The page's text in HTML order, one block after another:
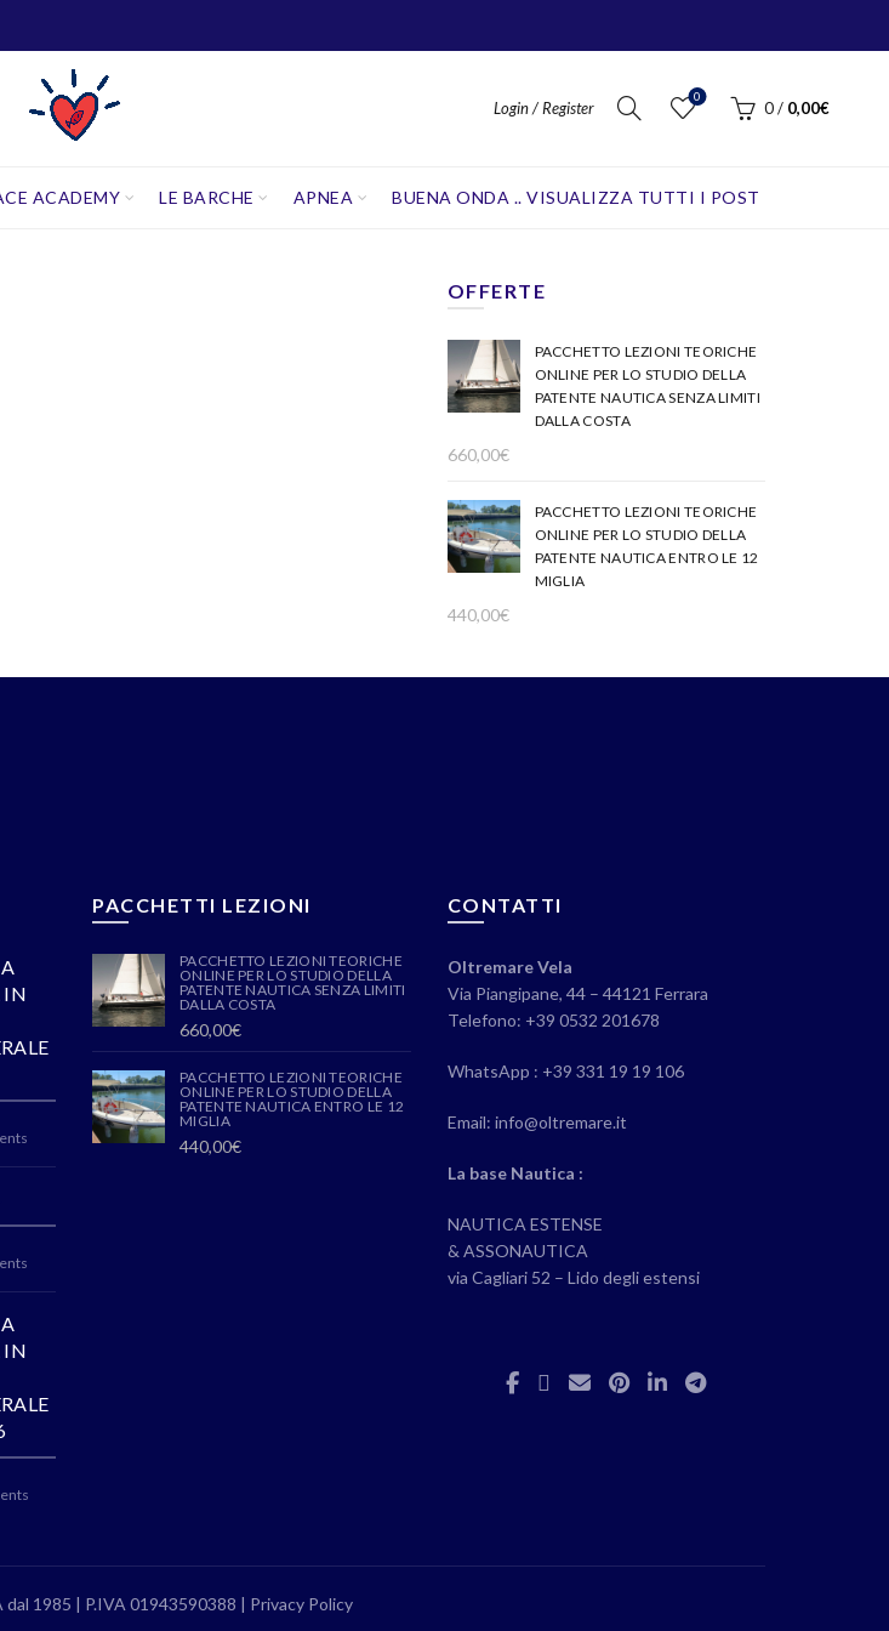
Login / Register
0
0 / 0,00€
ACADEMY LE BARCHE APNEA BUENA ONDA .. VISUALIZZA TUTTI I POST
OFFERTE
PACCHETTO LEZIONI TEORICHE
ONLINE PER LO STUDIO DELLA
PATENTE NAUTICA SENZA LIMITI
DALLA COSTA
660,00€
PACCHETTO LEZIONI TEORICHE
ONLINE PER LO STUDIO DELLA
PATENTE NAUTICA ENTRO LE 12
MIGLIA
440,00€
IN
IN
PACCHETTI LEZIONI
PACCHETTO LEZIONI TEORICHE
ONLINE PER LO STUDIO DELLA
PATENTE NAUTICA SENZA LIMITI
DALLA COSTA
660,00€
PACCHETTO LEZIONI TEORICHE
ONLINE PER LO STUDIO DELLA
PATENTE NAUTICA ENTRO LE 12
MIGLIA
440,00€
CONTATTI
Oltremare Vela
Via Piangipane, 44 – 44121 Ferrara
Telefono: +39 0532 201678
WhatsApp : +39 331 19 19 106
Email: info@oltremare.it
La base Nautica :
NAUTICA ESTENSE
& ASSONAUTICA
via Cagliari 52 – Lido degli estensi
1985 | P.IVA 01943590388 | Privacy Policy